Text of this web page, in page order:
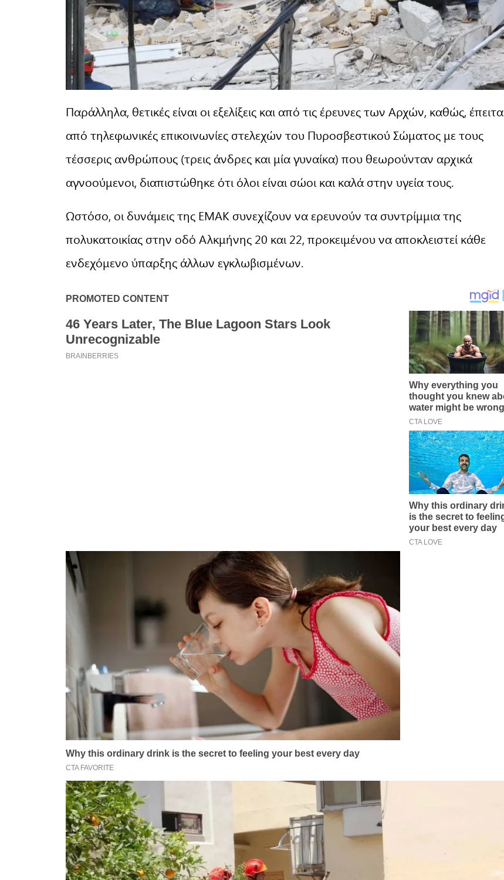
Παράλληλα, θετικές είναι οι εξελίξεις και από τις έρευνες των Αρχών, καθώς, έπειτα
από τηλεφωνικές επικοινωνίες στελεχών του Πυροσβεστικού Σώματος με τους
τέσσερις ανθρώπους (τρεις άνδρες και μία γυναίκα) που θεωρούνταν αρχικά
αγνοούμενοι, διαπιστώθηκε ότι όλοι είναι σώοι και καλά στην υγεία τους.
Ωστόσο, οι δυνάμεις της ΕΜΑΚ συνεχίζουν να ερευνούν τα συντρίμμια της
πολυκατοικίας στην οδό Αλκμήνης 20 και 22, προκειμένου να αποκλειστεί κάθε
ενδεχόμενο ύπαρξης άλλων εγκλωβισμένων.